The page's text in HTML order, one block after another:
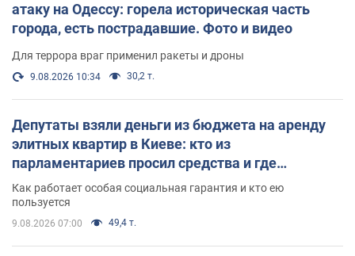
атаку на Одессу: горела историческая часть
города, есть пострадавшие. Фото и видео
Для террора враг применил ракеты и дроны
9.08.2026 10:34 30,2 т.
Депутаты взяли деньги из бюджета на аренду
элитных квартир в Киеве: кто из
парламентариев просил средства и где
поселился
Как работает особая социальная гарантия и кто ею
пользуется
9.08.2026 07:00 49,4 т.